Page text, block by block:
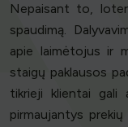
Nepaisant to,
spaudimą.
apie laimėtojus ir
staigų paklausos
tikrieji klientai gali
pirmaujantys